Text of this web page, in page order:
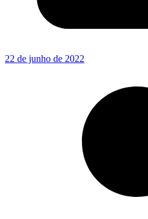
22 de junho de 2022